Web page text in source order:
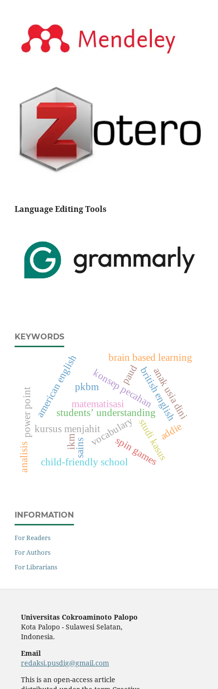
Language Editing Tools
KEYWORDS
vocabulary
students’ understanding
american english british english
kursus menjahit
pkbm
studi kasus
konsep pecahan
matematisasi
sains
anak usia dini
child-friendly school
brain based learning
spin games
power point addie
paud
ikm
analisis
INFORMATION
For Readers
For Authors
For Librarians
Universitas Cokroaminoto Palopo
Kota Palopo - Sulawesi Selatan,
Indonesia.
Email
redaksi.pusdig@gmail.com
This is an open-access article